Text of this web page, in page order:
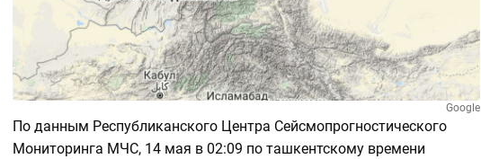
Google
По данным Республиканского Центра Сейсмопрогностического
Мониторинга МЧС, 14 мая в 02:09 по ташкентскому времени